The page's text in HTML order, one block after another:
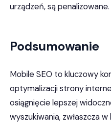
urządzeń, są penalizowane.
Podsumowanie
Mobile SEO to kluczowy
optymalizacji strony
osiągnięcie lepszej
wyszukiwania, zwłaszcza